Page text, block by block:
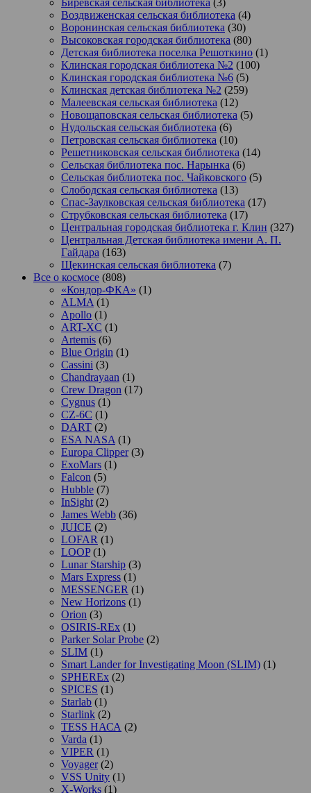
Воздвиженская сельская библиотека (4)
Воронинская сельская библиотека (30)
Высоковская городская библиотека (80)
Детская библиотека поселка Решоткино (1)
Клинская городская библиотека №2 (100)
Клинская городская библиотека №6 (5)
Клинская детская библиотека №2 (259)
Малеевская сельская библиотека (12)
Новощаповская сельская библиотека (5)
Нудольская сельская библиотека (6)
Петровская сельская библиотека (10)
Решетниковская сельская библиотека (14)
Сельская библиотека пос. Нарынка (6)
Сельская библиотека пос. Чайковского (5)
Слободская сельская библиотека (13)
Спас-Заулковская сельская библиотека (17)
Струбковская сельская библиотека (17)
Центральная городская библиотека г. Клин (327)
Центральная Детская библиотека имени А. П.
Гайдара (163)
Щекинская сельская библиотека (7)
Все о космосе (808)
«Кондор-ФКА» (1)
ALMA (1)
Apollo (1)
ART-XC (1)
Artemis (6)
Blue Origin (1)
Cassini (3)
Chandrayaan (1)
Crew Dragon (17)
Cygnus (1)
CZ-6C (1)
DART (2)
ESA NASA (1)
Europa Clipper(3)
ExoMars (1)
Falcon (5)
Hubble (7)
InSight (2)
James Webb (36)
JUICE (2)
LOFAR (1)
LOOP(1)
Lunar Starship (3)
Mars Express (1)
MESSENGER (1)
New Horizons (1)
Orion (3)
OSIRIS-REx (1)
Parker Solar Probe (2)
SLIM (1)
Smart Lander for Investigating Moon (SLIM) (1)
SPHEREx (2)
SPICES (1)
Starlab (1)
Starlink (2)
TESS НАСА (2)
Varda (1)
VIPER (1)
Voyager(2)
VSS Unity (1)
X-Works (1)